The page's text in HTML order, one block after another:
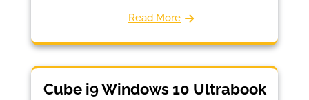
Read More
Cube i9 Windows 10 Ultrabook